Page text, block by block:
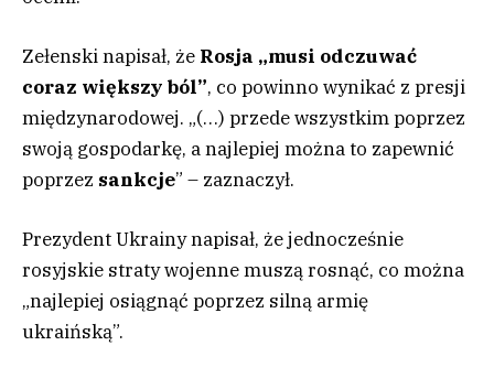
Zełenski napisał, że Rosja „musi odczuwać
coraz większy ból”, co powinno wynikać z presji
międzynarodowej. „(…) przede wszystkim poprzez
swoją gospodarkę, a najlepiej można to zapewnić
poprzez sankcje” – zaznaczył.
Prezydent Ukrainy napisał, że jednocześnie
rosyjskie straty wojenne muszą rosnąć, co można
„najlepiej osiągnąć poprzez silną armię
ukraińską”.